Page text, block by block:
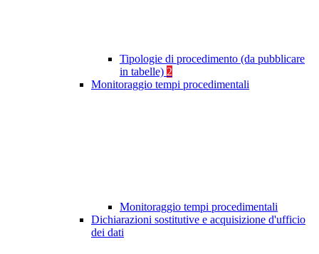
Tipologie di procedimento (da pubblicare
in tabelle) 2
Monitoraggio tempi procedimentali
Monitoraggio tempi procedimentali
Dichiarazioni sostitutive e acquisizione d'ufficio
dei dati